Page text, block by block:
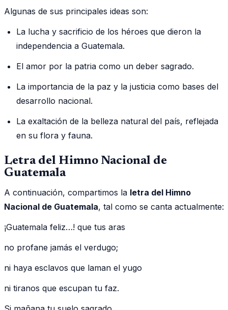
Algunas de sus principales ideas son:
La lucha y sacrificio de los héroes que dieron la
independencia a Guatemala.
El amor por la patria como un deber sagrado.
La importancia de la paz y la justicia como bases del
desarrollo nacional.
La exaltación de la belleza natural del país, reflejada
en su flora y fauna.
Letra del Himno Nacional de
Guatemala
A continuación, compartimos la letra del Himno
Nacional de Guatemala, tal como se canta actualmente:
¡Guatemala feliz…! que tus aras
no profane jamás el verdugo;
ni haya esclavos que laman el yugo
ni tiranos que escupan tu faz.